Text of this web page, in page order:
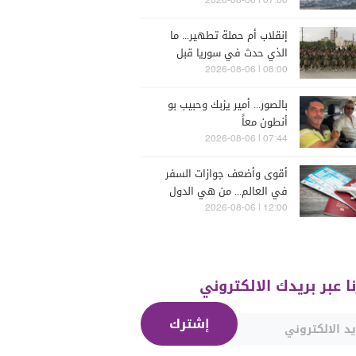
إنقلاب أم حملة تطهير... ما
الذي حدث في سوريا قبل
يومين؟
08:00 | 2026-08-06
بالصور... أمير يزبك وحبيب بو
أنطون معاً
07:44 | 2026-08-06
أقوى وأضعف جوازات السفر
في العالم... من هي الدول
التي تصدّرت الترتيب؟
12:00 | 2026-08-06
عبر بريدك الالكتروني
إشترك